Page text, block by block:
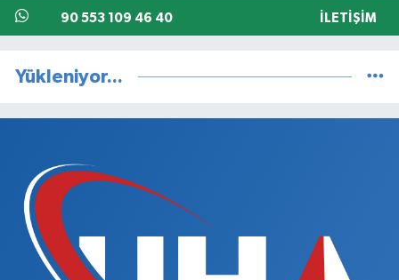
90 553 109 46 40 İLETIŞIM
Yükleniyor...